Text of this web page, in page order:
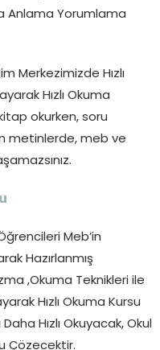
Anlama Yorumlama
Merkezimizde Hızlı
Hızlı Okuma
okurken, soru
metinlerde, meb ve
Öğrencileri Meb’in
Hazırlanmış
,Okuma Teknikleri ile
Hızlı Okuma Kursu
Hızlı Okuyacak, Okul
Çözecektir.